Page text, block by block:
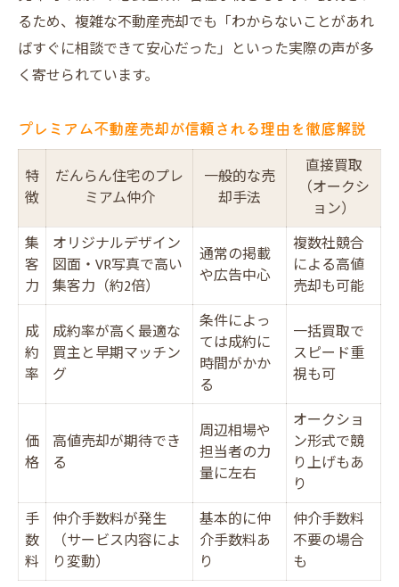
るため、複雑な不動産売却でも「わからないことがあれ
ばすぐに相談できて安心だった」といった実際の声が多
く寄せられています。
プレミアム不動産売却が信頼される理由を徹底解説
特
徴
だんらん住宅のプレ
ミアム仲介
一般的な売
却手法
直接買取
（オークシ
ョン）
集
客
力
オリジナルデザイン
図面・VR写真で高い
集客力（約2倍）
通常の掲載
や広告中心
複数社競合
による高値
売却も可能
成
約
率
成約率が高く最適な
買主と早期マッチン
グ
条件によっ
ては成約に
時間がかか
る
一括買取で
スピード重
視も可
価
格
高値売却が期待でき
る
周辺相場や
担当者の力
量に左右
オークショ
ン形式で競
り上げもあ
り
手
数
料
仲介手数料が発生
（サービス内容によ
り変動）
基本的に仲
介手数料あ
り
仲介手数料
不要の場合
も